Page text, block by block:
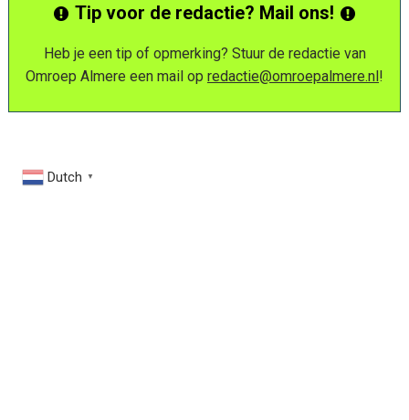
Tip voor de redactie? Mail ons!
Heb je een tip of opmerking? Stuur de redactie van
Omroep Almere een mail op redactie@omroepalmere.nl!
Dutch ▼